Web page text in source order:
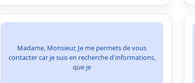
Madame, Monsieur, Je me permets de vous
contacter car je suis en recherche d'informations,
que je